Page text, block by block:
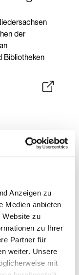
Anzeigen zu
Medien anbieten
Website zu
zu Ihrer
Partner für
weiter. Unsere
mit
der
Bibliotheken
ist
auf